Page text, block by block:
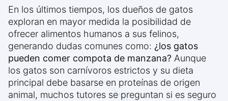
En los últimos tiempos, los dueños de gatos
exploran en mayor medida la posibilidad de
ofrecer alimentos humanos a sus felinos,
generando dudas comunes como: ¿los gatos
pueden comer compota de manzana? Aunque
los gatos son carnívoros estrictos y su dieta
principal debe basarse en proteínas de origen
animal, muchos tutores se preguntan si es seguro